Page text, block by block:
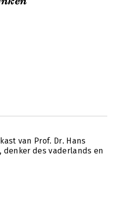
van Prof. Dr. Hans
denker des vaderlands en